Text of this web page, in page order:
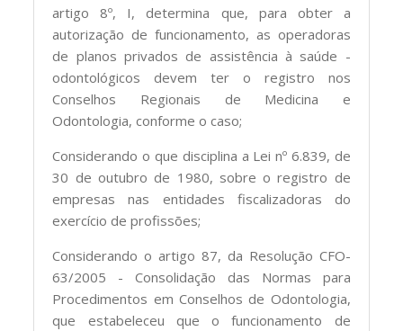
artigo 8º, I, determina que, para obter a
autorização de funcionamento, as operadoras
de planos privados de assistência à saúde -
odontológicos devem ter o registro nos
Conselhos Regionais de Medicina e
Odontologia, conforme o caso;
Considerando o que disciplina a Lei nº 6.839, de
30 de outubro de 1980, sobre o registro de
empresas nas entidades fiscalizadoras do
exercício de profissões;
Considerando o artigo 87, da Resolução CFO-
63/2005 - Consolidação das Normas para
Procedimentos em Conselhos de Odontologia,
que estabeleceu que o funcionamento de